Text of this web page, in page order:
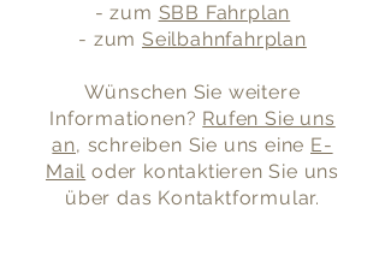
- zum SBB Fahrplan
- zum Seilbahnfahrplan
Wünschen Sie weitere
Informationen? Rufen Sie uns
an, schreiben Sie uns eine E-
Mail oder kontaktieren Sie uns
über das Kontaktformular.